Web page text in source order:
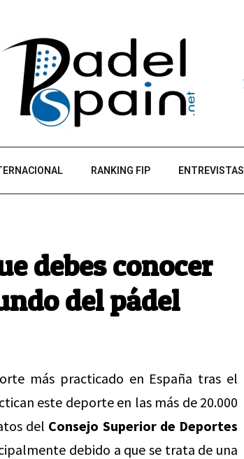
RANKING FIP ENTREVISTAS
debes conocer
del pádel
más practicado en España tras el
este deporte en las más de 20.000
del Consejo Superior de Deportes
debido a que se trata de una